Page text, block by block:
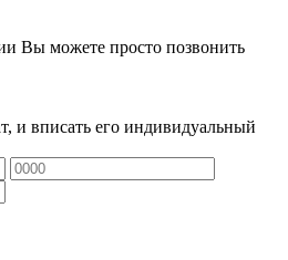
Вы можете просто позвонить
и вписать его индивидуальный